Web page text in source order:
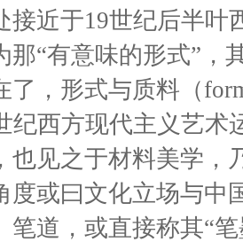
接近于19世纪后半叶
那“有意味的形式”，
了，形式与质料（
纪西方现代主义艺术
也见之于材料美学，
度或曰文化立场与中
笔道，或直接称其“